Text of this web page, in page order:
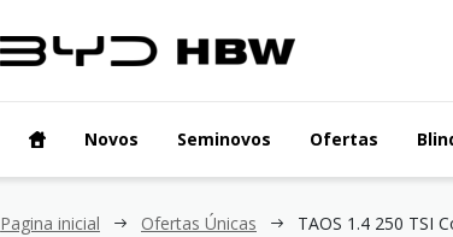
Novos Seminovos Ofertas
Pagina inicial Ofertas Únicas